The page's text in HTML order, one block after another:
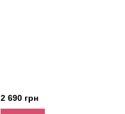
2 690 грн